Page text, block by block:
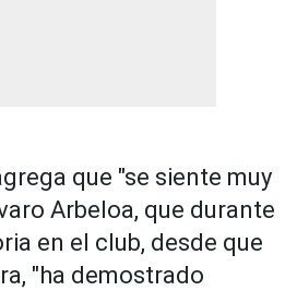
que "se siente muy
Arbeloa, que durante
en el club, desde que
"ha demostrado